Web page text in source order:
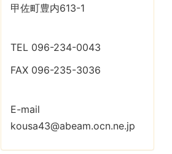
甲佐町豊内613-1
TEL 096-234-0043
FAX 096-235-3036
E-mail
kousa43@abeam.ocn.ne.jp